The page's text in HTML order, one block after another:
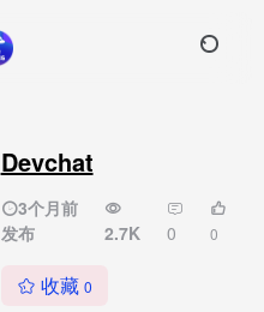
Devchat
3个月前
发布
2.7K 0 0
收藏 0